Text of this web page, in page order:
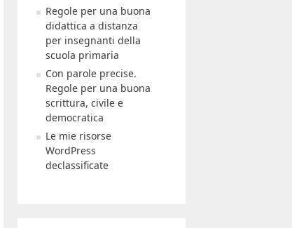
Regole per una buona
didattica a distanza
per insegnanti della
scuola primaria
Con parole precise.
Regole per una buona
scrittura, civile e
democratica
Le mie risorse
WordPress
declassificate